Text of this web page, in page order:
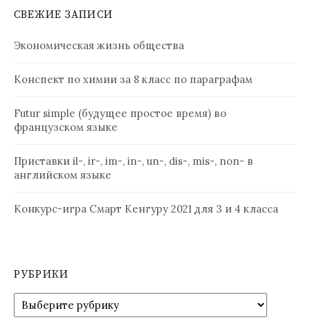
СВЕЖИЕ ЗАПИСИ
Экономическая жизнь общества
Конспект по химии за 8 класс по параграфам
Futur simple (будущее простое время) во
французском языке
Приставки il-, ir-, im-, in-, un-, dis-, mis-, non- в
английском языке
Конкурс-игра Смарт Кенгуру 2021 для 3 и 4 класса
РУБРИКИ
Рубрики